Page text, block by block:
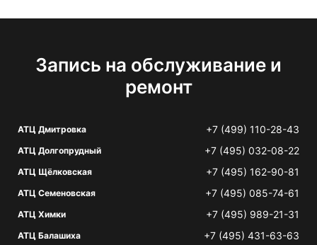
Запись на обслуживание и
ремонт
АТЦ Дмитровка +7 (499) 110-28-43
АТЦ Долгопрудный +7 (495) 032-08-22
АТЦ Щёлковская +7 (495) 162-90-81
АТЦ Семеновская +7 (495) 085-74-61
АТЦ Химки +7 (495) 989-21-31
АТЦ Балашиха +7 (495) 431-63-63